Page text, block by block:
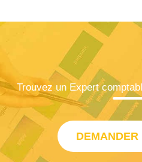
Trouvez un Expert
DEMANDER